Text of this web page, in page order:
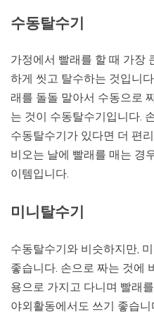
수동탈수기
가정에서 빨래를 할 때 가장
하게 씻고 탈수하는 것입니
래를 돌돌 말아서 수동으로
는 것이 수동탈수기입니다.
수동탈수기가 있다면 더 편
비오는 날에 빨래를 매는 경
이템입니다.
미니탈수기
수동탈수기와 비슷하지만,
좋습니다. 손으로 짜는 것에
용으로 가지고 다니며 빨래
야외활동에서도 쓰기 좋습니